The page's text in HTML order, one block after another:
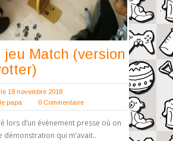
jeu Match (version
le 18 novembre 2018
papa 0 Commentaire
lors d’un événement presse où on
démonstration qui m’avait..